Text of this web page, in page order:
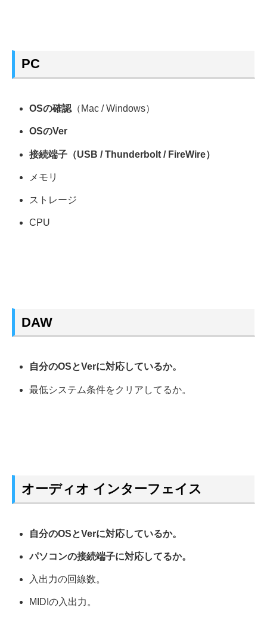
PC
OSの確認 （Mac / Windows）
OSのVer
接続端子（USB / Thunderbolt / FireWire）
メモリ
ストレージ
CPU
DAW
自分のOSとVerに対応しているか。
最低システム条件をクリアしてるか。
オーディオ インターフェイス
自分のOSとVerに対応しているか。
パソコンの接続端子に対応してるか。
入出力の回線数。
MIDIの入出力。